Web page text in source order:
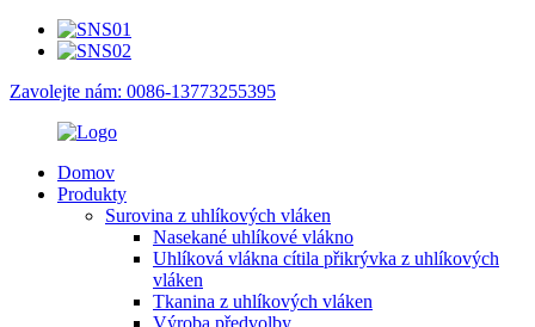
Zavolejte nám: 0086-13773255395
Domov
Produkty
Surovina z uhlíkových vláken
Nasekané uhlíkové vlákno
Uhlíková vlákna cítila přikrývka z uhlíkových
vláken
Tkanina z uhlíkových vláken
Výroba předvolby